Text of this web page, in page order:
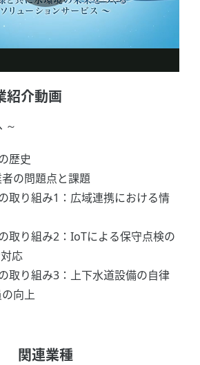
紹介動画
～
歴史
の問題点と課題
取り組み1：広域連携における情
取り組み2：IoTによる保守点検の
応
取り組み3：上下水道設備の自律
向上
関連業種